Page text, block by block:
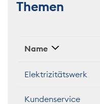
Themen
Name
Elektrizitätswerk
Kundenservice